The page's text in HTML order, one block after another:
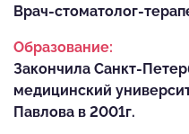
Врач-стоматолог-
Образование:
Закончила Санкт-
медицинский
Павлова в 2001г.